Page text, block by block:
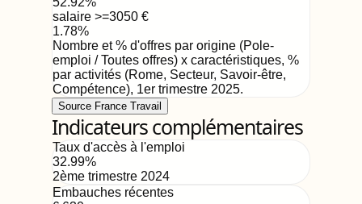
salaire >=3050 €
1.78%
Nombre et % d'offres par origine (Pole-
emploi / Toutes offres) x caractéristiques, %
par activités (Rome, Secteur, Savoir-être,
Compétence), 1er trimestre 2025.
Source France Travail
Indicateurs complémentaires
Taux d'accès à l'emploi
32.99%
2ème trimestre 2024
Embauches récentes